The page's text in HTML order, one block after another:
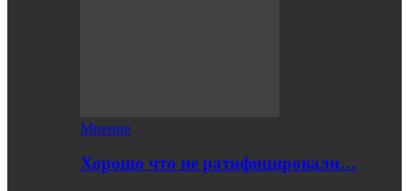
Мнение
Хорошо что не ратифицировали…